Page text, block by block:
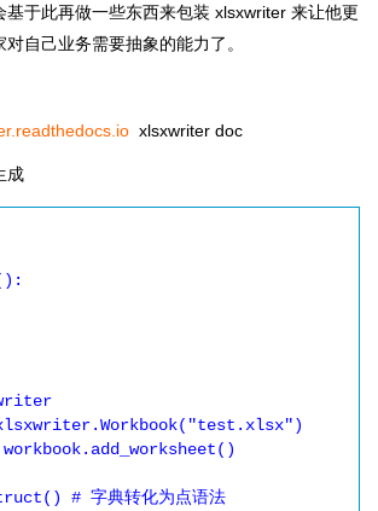
基于此再做一些东西来包装 xlsxwriter 来让他更
自己业务需要抽象的能力了。
xlsxwriter doc
成